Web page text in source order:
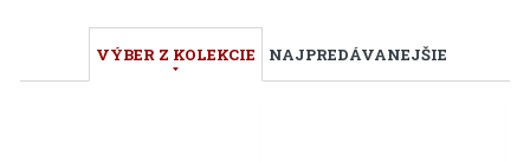
VÝBER Z KOLEKCIE NAJPREDÁVANEJŠIE